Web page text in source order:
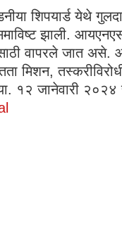
शिपयार्ड येथे
झाली.
वापरले जात
मिशन,
१२ जानेवारी